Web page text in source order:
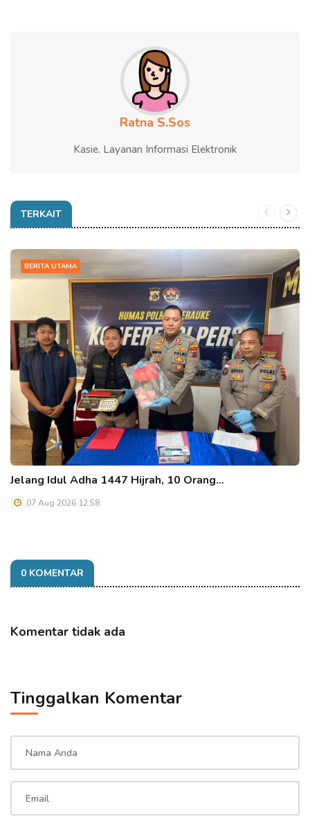
Ratna S.Sos
Kasie. Layanan Informasi Elektronik
TERKAIT
BERITA UTAMA
Jelang Idul Adha 1447 Hijrah, 10 Orang…
07 Aug 2026 12:58
0 KOMENTAR
Komentar tidak ada
Tinggalkan Komentar